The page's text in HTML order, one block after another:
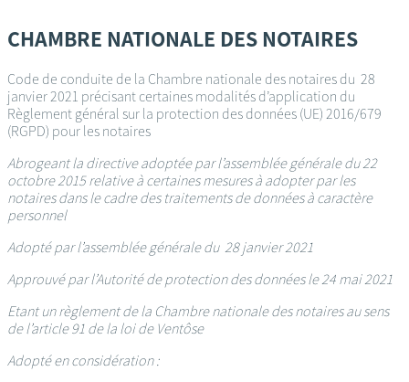
au
contenu
CHAMBRE NATIONALE DES NOTAIRES
Code de conduite de la Chambre nationale des notaires du 28
janvier 2021 précisant certaines modalités d’application du
Règlement général sur la protection des données (UE) 2016/679
(RGPD) pour les notaires
Abrogeant la directive adoptée par l’assemblée générale du 22
octobre 2015 relative à certaines mesures à adopter par les
notaires dans le cadre des traitements de données à caractère
personnel
Adopté par l’assemblée générale du 28 janvier 2021
Approuvé par l’Autorité de protection des données le 24 mai 2021
Etant un règlement de la Chambre nationale des notaires au sens
de l’article 91 de la loi de Ventôse
Adopté en considération :